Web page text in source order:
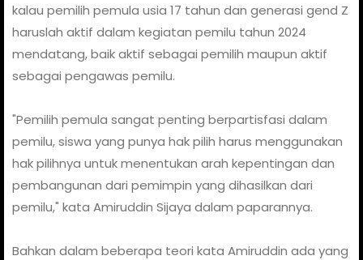
kalau pemilih pemula usia 17 tahun dan generasi gend Z
haruslah aktif dalam kegiatan pemilu tahun 2024
mendatang, baik aktif sebagai pemilih maupun aktif
sebagai pengawas pemilu.
"Pemilih pemula sangat penting berpartisfasi dalam
pemilu, siswa yang punya hak pilih harus menggunakan
hak pilihnya untuk menentukan arah kepentingan dan
pembangunan dari pemimpin yang dihasilkan dari
pemilu," kata Amiruddin Sijaya dalam paparannya.
Bahkan dalam beberapa teori kata Amiruddin ada yang